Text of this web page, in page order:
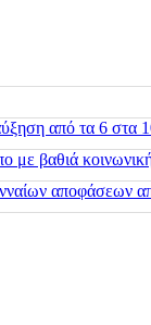
από τα 6
βαθιά
αποφάσεων